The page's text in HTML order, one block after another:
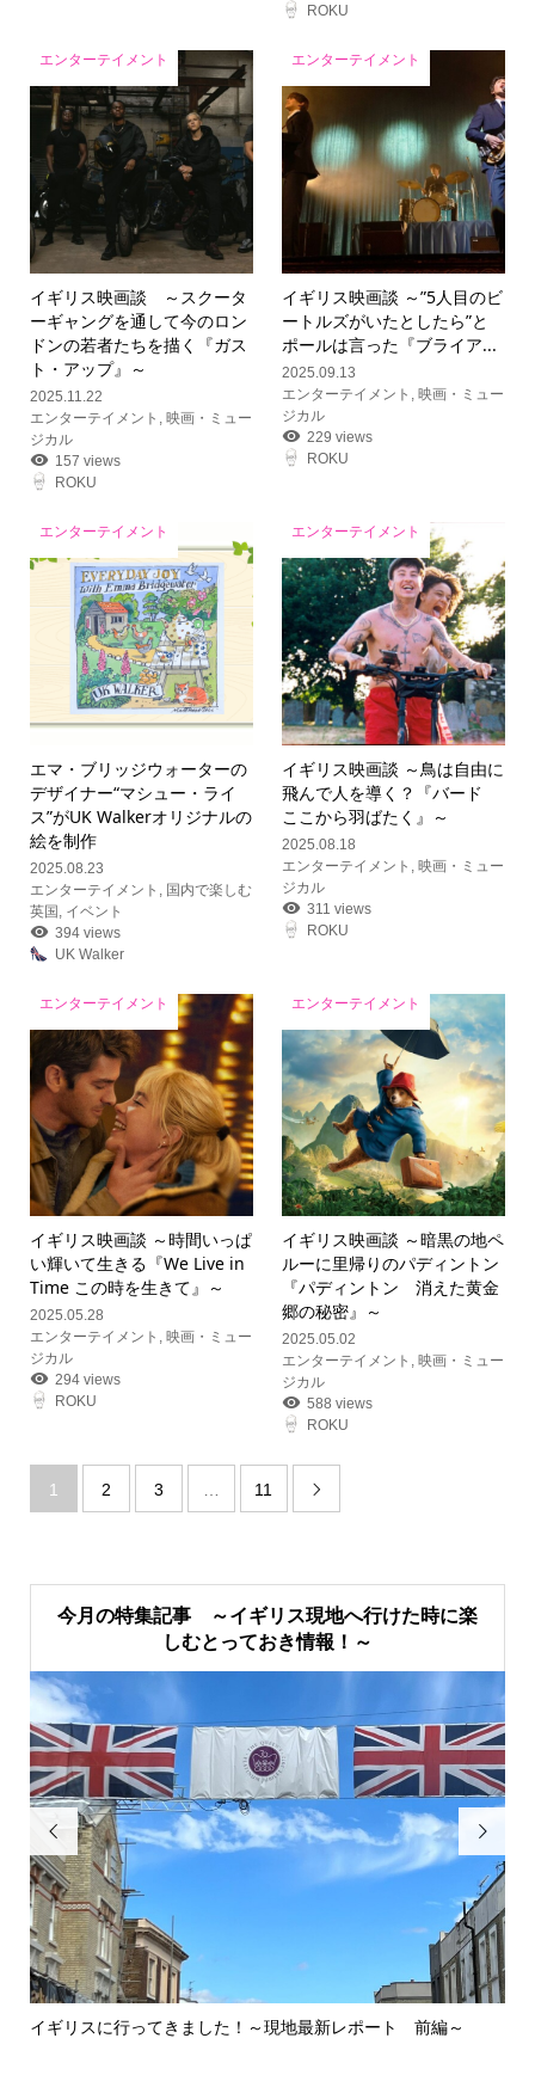
ROKU
エンターテイメント
イギリス映画談 ～スクータ
ーギャングを通して今のロン
ドンの若者たちを描く『ガス
ト・アップ』～
2025.11.22
エンターテイメント , 映画・ミュー
ジカル
157 views
ROKU
エンターテイメント
イギリス映画談 ～”5人目のビ
ートルズがいたとしたら”と
ポールは言った『ブライア...
2025.09.13
エンターテイメント , 映画・ミュー
ジカル
229 views
ROKU
エンターテイメント
エマ・ブリッジウォーターの
デザイナー“マシュー・ライ
ス”がUK Walkerオリジナルの
絵を制作
2025.08.23
エンターテイメント
国内で楽しむ
英国 イベント
394 views
UK Walker
エンターテイメント
イギリス映画談 ～鳥は自由に
飛んで人を導く？『バード
ここから羽ばたく』～
2025.08.18
エンターテイメント
,映画・ミュー
ジカル
311 views
ROKU
エンターテイメント
イギリス映画談 ～時間いっぱ
い輝いて生きる『We Live in
Time この時を生きて』～
2025.05.28
エンターテイメント , 映画・ミュー
ジカル
294 views
ROKU
エンターテイメント
イギリス映画談 ～暗黒の地ペ
ルーに里帰りのパディントン
『パディントン 消えた黄金
郷の秘密』～
2025.05.02
エンターテイメント , 映画・ミュー
ジカル
588 views
ROKU
1 2 3 … 11 
今月の特集記事 ～イギリス現地へ行けた時に楽
しむとっておき情報！～

イギリスに行ってきました！～現地最新レポート 前編～
